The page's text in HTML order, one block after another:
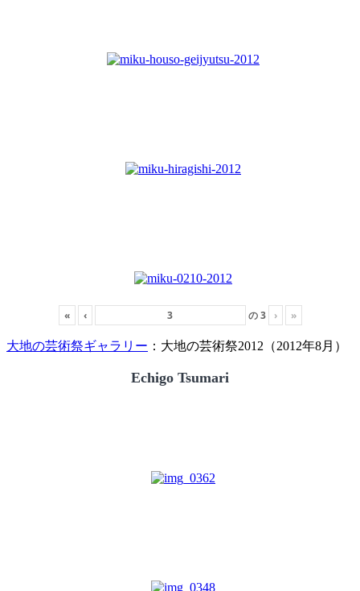
« ‹ の3 › »
大地の芸術祭ギャラリー ：大地の芸術祭2012（2012年8月）
Echigo Tsumari